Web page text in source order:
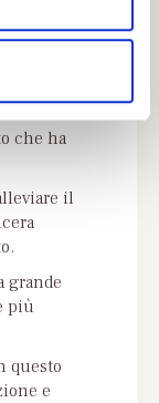
che ha
il
grande
più
questo
e